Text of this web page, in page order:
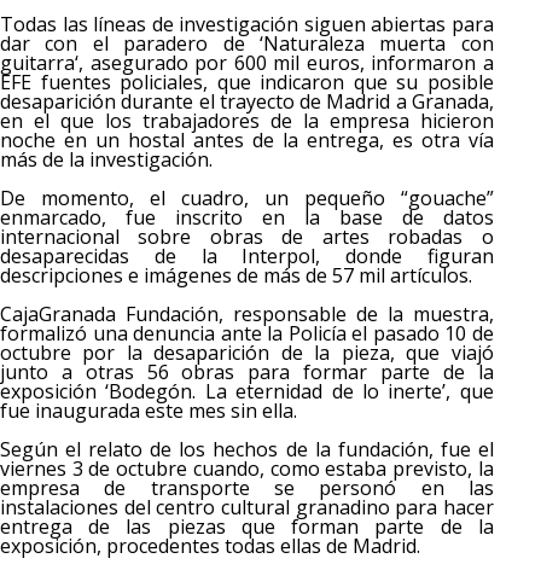
Todas las líneas de investigación siguen abiertas para
dar con el paradero de ‘Naturaleza muerta con
guitarra‘, asegurado por 600 mil euros, informaron a
EFE fuentes policiales, que indicaron que su posible
desaparición durante el trayecto de Madrid a Granada,
en el que los trabajadores de la empresa hicieron
noche en un hostal antes de la entrega, es otra vía
más de la investigación.
De momento, el cuadro, un pequeño “gouache”
enmarcado, fue inscrito en la base de datos
internacional sobre obras de artes robadas o
desaparecidas de la Interpol, donde figuran
descripciones e imágenes de más de 57 mil artículos.
CajaGranada Fundación, responsable de la muestra,
formalizó una denuncia ante la Policía el pasado 10 de
octubre por la desaparición de la pieza, que viajó
junto a otras 56 obras para formar parte de la
exposición ‘Bodegón. La eternidad de lo inerte’, que
fue inaugurada este mes sin ella.
Según el relato de los hechos de la fundación, fue el
viernes 3 de octubre cuando, como estaba previsto, la
empresa de transporte se personó en las
instalaciones del centro cultural granadino para hacer
entrega de las piezas que forman parte de la
exposición, procedentes todas ellas de Madrid.